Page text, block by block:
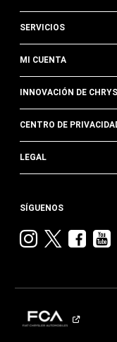
SERVICIOS
MI CUENTA
INNOVACIÓN DE
CENTRO DE
LEGAL
SÍGUENOS
VisitarVisitar